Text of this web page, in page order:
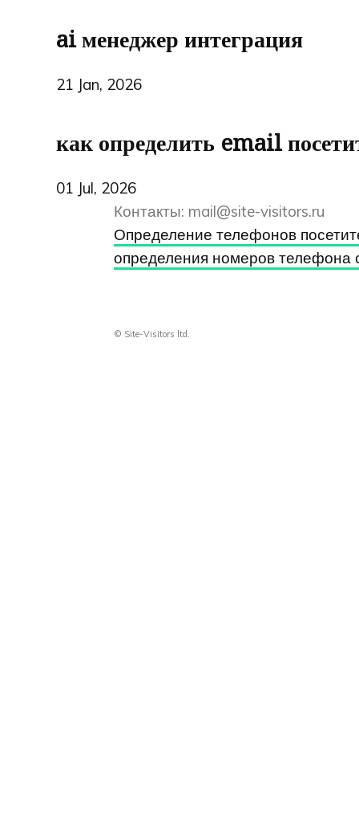
ai менеджер интеграция
21 Jan, 2026
как определить email
01 Jul, 2026
Контакты: mail@site-visitors.ru
Определение телефонов
определения номеров телефона
© Site-Visitors ltd.